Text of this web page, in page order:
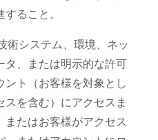
ること。
術システム、環境、ネッ
タ、または明示的な許可
ント（お客様を対象とし
を含む）にアクセスま
またはお客様がアクセス